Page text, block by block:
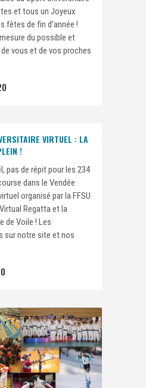
et tous un Joyeux
fêtes de fin d'année !
du possible et
vous et de vos proches
VIRTUEL : LA
!
pas de répit pour les 234
dans le Vendée
organisé par la FFSU
Regatta et la
de Voile ! Les
sur notre site et nos